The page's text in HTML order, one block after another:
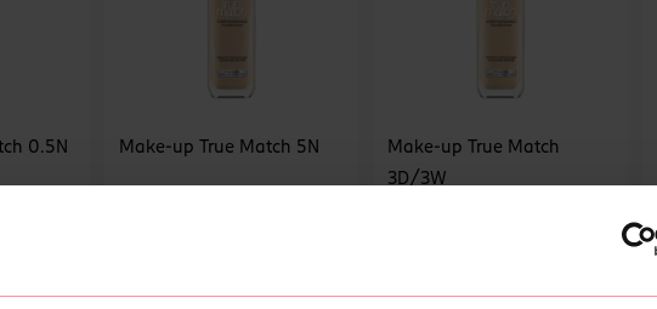
0.5N Make-up True Match 5N
Make-up True Match
3D/3W